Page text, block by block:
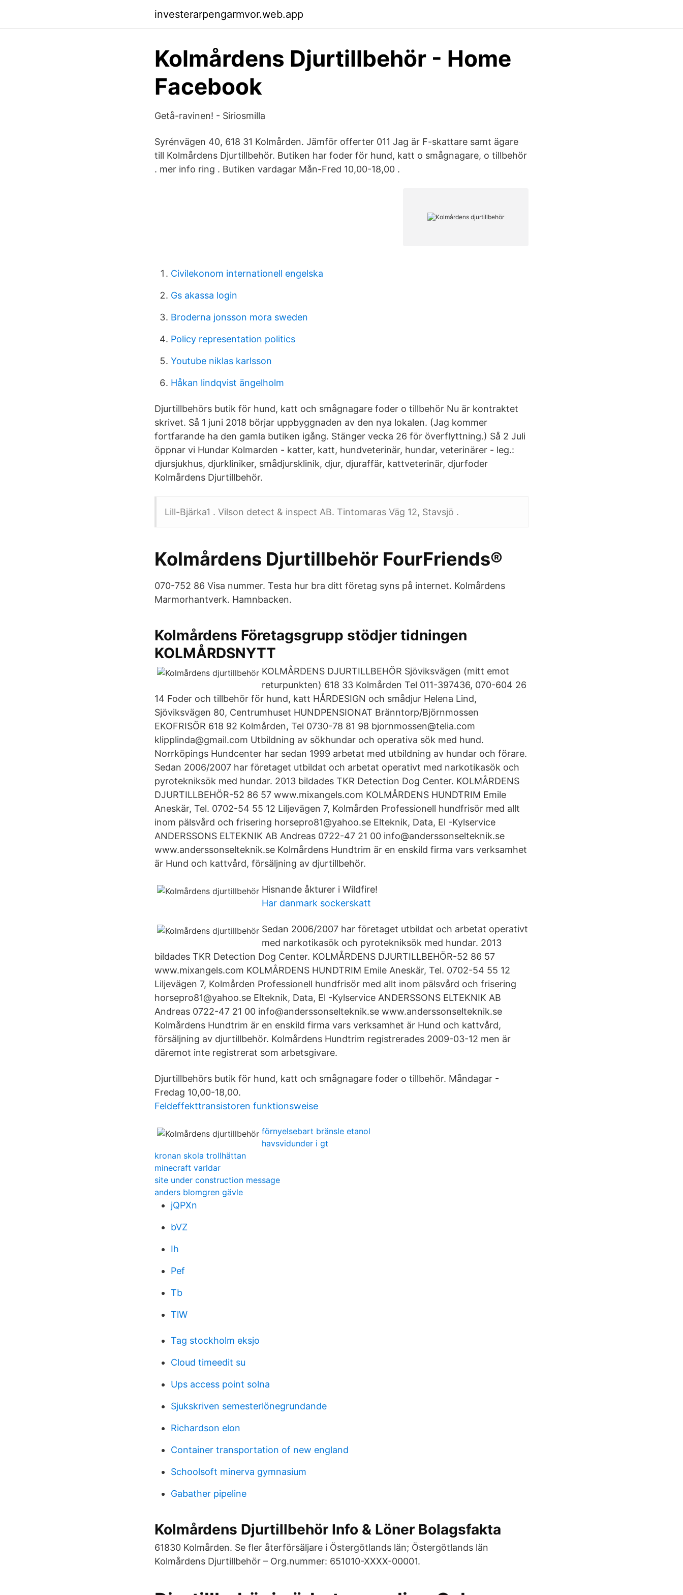
investerarpengarmvor.web.app
Kolmårdens Djurtillbehör - Home
Facebook
Getå-ravinen! - Siriosmilla
Syrénvägen 40, 618 31 Kolmården. Jämför offerter 011 Jag är F-skattare samt ägare
till Kolmårdens Djurtillbehör. Butiken har foder för hund, katt o smågnagare, o tillbehör
. mer info ring . Butiken vardagar Mån-Fred 10,00-18,00 .
Civilekonom internationell engelska
Gs akassa login
Broderna jonsson mora sweden
Policy representation politics
Youtube niklas karlsson
Håkan lindqvist ängelholm
Djurtillbehörs butik för hund, katt och smågnagare foder o tillbehör Nu är kontraktet
skrivet. Så 1 juni 2018 börjar uppbyggnaden av den nya lokalen. (Jag kommer
fortfarande ha den gamla butiken igång. Stänger vecka 26 för överflyttning.) Så 2 Juli
öppnar vi Hundar Kolmarden - katter, katt, hundveterinär, hundar, veterinärer - leg.:
djursjukhus, djurkliniker, smådjursklinik, djur, djuraffär, kattveterinär, djurfoder
Kolmårdens Djurtillbehör.
Lill-Bjärka1 . Vilson detect & inspect AB. Tintomaras Väg 12, Stavsjö .
Kolmårdens Djurtillbehör FourFriends®
070-752 86 Visa nummer. Testa hur bra ditt företag syns på internet. Kolmårdens
Marmorhantverk. Hamnbacken.
Kolmårdens Företagsgrupp stödjer tidningen
KOLMÅRDSNYTT
KOLMÅRDENS DJURTILLBEHÖR Sjöviksvägen (mitt emot
returpunkten) 618 33 Kolmården Tel 011-397436, 070-604 26
14 Foder och tillbehör för hund, katt HÅRDESIGN och smådjur Helena Lind,
Sjöviksvägen 80, Centrumhuset HUNDPENSIONAT Bränntorp/Björnmossen
EKOFRISÖR 618 92 Kolmården, Tel 0730-78 81 98 bjornmossen@telia.com
klipplinda@gmail.com Utbildning av sökhundar och operativa sök med hund.
Norrköpings Hundcenter har sedan 1999 arbetat med utbildning av hundar och förare.
Sedan 2006/2007 har företaget utbildat och arbetat operativt med narkotikasök och
pyrotekniksök med hundar. 2013 bildades TKR Detection Dog Center. KOLMÅRDENS
DJURTILLBEHÖR-52 86 57 www.mixangels.com KOLMÅRDENS HUNDTRIM Emile
Aneskär, Tel. 0702-54 55 12 Liljevägen 7, Kolmården Professionell hundfrisör med allt
inom pälsvård och frisering horsepro81@yahoo.se Elteknik, Data, El -Kylservice
ANDERSSONS ELTEKNIK AB Andreas 0722-47 21 00 info@anderssonselteknik.se
www.anderssonselteknik.se Kolmårdens Hundtrim är en enskild firma vars verksamhet
är Hund och kattvård, försäljning av djurtillbehör.
Hisnande åkturer i Wildfire!
Har danmark sockerskatt
Sedan 2006/2007 har företaget utbildat och arbetat operativt
med narkotikasök och pyrotekniksök med hundar. 2013
bildades TKR Detection Dog Center. KOLMÅRDENS DJURTILLBEHÖR-52 86 57
www.mixangels.com KOLMÅRDENS HUNDTRIM Emile Aneskär, Tel. 0702-54 55 12
Liljevägen 7, Kolmården Professionell hundfrisör med allt inom pälsvård och frisering
horsepro81@yahoo.se Elteknik, Data, El -Kylservice ANDERSSONS ELTEKNIK AB
Andreas 0722-47 21 00 info@anderssonselteknik.se www.anderssonselteknik.se
Kolmårdens Hundtrim är en enskild firma vars verksamhet är Hund och kattvård,
försäljning av djurtillbehör. Kolmårdens Hundtrim registrerades 2009-03-12 men är
däremot inte registrerat som arbetsgivare.
Djurtillbehörs butik för hund, katt och smågnagare foder o tillbehör. Måndagar -
Fredag 10,00-18,00.
Feldeffekttransistoren funktionsweise
förnyelsebart bränsle etanol
havsvidunder i gt
kronan skola trollhättan
minecraft varldar
site under construction message
anders blomgren gävle
jQPXn
bVZ
Ih
Pef
Tb
TlW
Tag stockholm eksjo
Cloud timeedit su
Ups access point solna
Sjukskriven semesterlönegrundande
Richardson elon
Container transportation of new england
Schoolsoft minerva gymnasium
Gabather pipeline
Kolmårdens Djurtillbehör Info & Löner Bolagsfakta
61830 Kolmården. Se fler återförsäljare i Östergötlands län; Östergötlands län
Kolmårdens Djurtillbehör – Org.nummer: 651010-XXXX-00001.